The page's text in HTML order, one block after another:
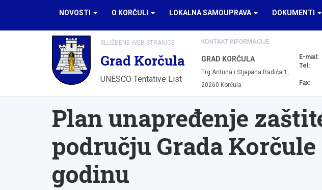
NOVOSTI O KORČULI LOKALNA SAMOUPRAVA DOKUMENTI
SLUŽBENE WEB STRANICE
Grad Korčula
UNESCO Tentative List
KONTAKT INFORMACIJE
GRAD KORČULA
Trg Antuna i Stjepana Radića 1,
20260 Korčula
E-mail:
Tel:
Fax:
Plan unapređenje
području Grada Korčule
godinu